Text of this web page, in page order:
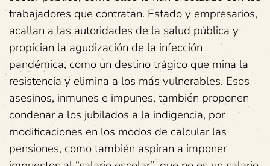
trabajadores que contratan. Estado y empresarios,
acallan a las autoridades de la salud pública y
propician la agudización de la infección
pandémica, como un destino trágico que mina la
resistencia y elimina a los más vulnerables. Esos
asesinos, inmunes e impunes, también proponen
condenar a los jubilados a la indigencia, por
modificaciones en los modos de calcular las
pensiones, como también aspiran a imponer